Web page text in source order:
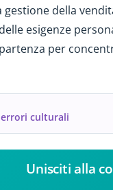
gestione della
esigenze
per
culturali
Unisciti alla